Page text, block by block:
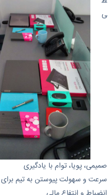
ی
صمیمی، پویا، توام با یادگیری
سرعت و سهولت پیوستن به تیم برای